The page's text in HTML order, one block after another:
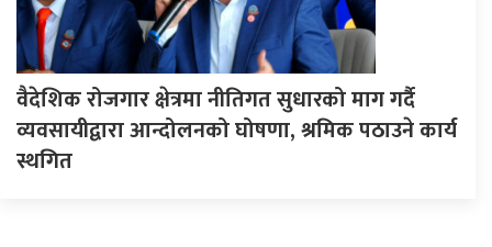
वैदेशिक रोजगार क्षेत्रमा नीतिगत सुधारको माग गर्दै
व्यवसायीद्वारा आन्दोलनको घोषणा, श्रमिक पठाउने कार्य
स्थगित